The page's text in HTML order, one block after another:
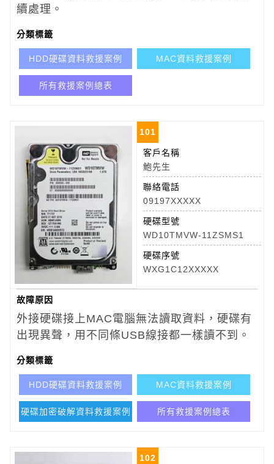
續處理。
分類標籤
HDD硬碟資料救援案例 MAC資料救援案例
所有救援案例總表
101
客戶名稱
鮑先生
聯絡電話
09197XXXXX
硬碟型號
WD10TMVW-11ZSMS1
硬碟序號
WXG1C12XXXXX
故障原因
外接硬碟接上MAC電腦無法讀取資料， 硬碟有
出現異聲，用不同條USB線接都一樣讀不到。
分類標籤
HDD硬碟資料救援案例 MAC資料救援案例
硬碟加密破解資料救援案例 所有救援案例總表
102